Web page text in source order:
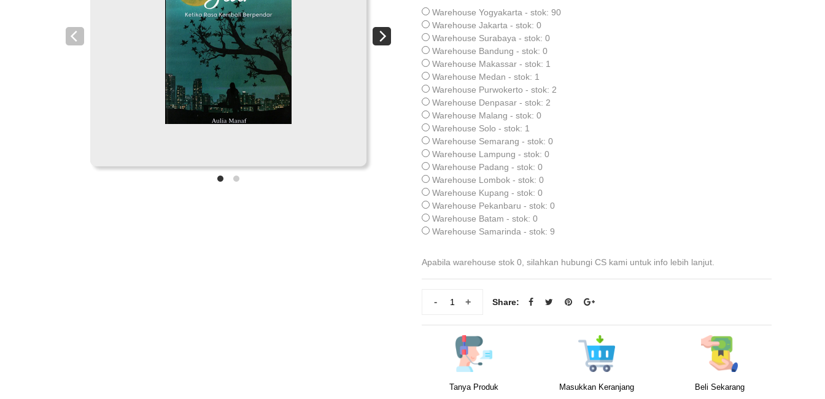
Warehouse Yogyakarta - stok: 90
Warehouse Jakarta - stok: 0
Warehouse Surabaya - stok: 0
Warehouse Bandung - stok: 0
Warehouse Makassar - stok: 1
Warehouse Medan - stok: 1
Warehouse Purwokerto - stok: 2
Warehouse Denpasar - stok: 2
Warehouse Malang - stok: 0
Warehouse Solo - stok: 1
Warehouse Semarang - stok: 0
Warehouse Lampung - stok: 0
Warehouse Padang - stok: 0
Warehouse Lombok - stok: 0
Warehouse Kupang - stok: 0
Warehouse Pekanbaru - stok: 0
Warehouse Batam - stok: 0
Warehouse Samarinda - stok: 9
Apabila warehouse stok 0, silahkan hubungi CS kami untuk info lebih lanjut.
+
- Share:
Tanya Produk Masukkan Keranjang Beli Sekarang